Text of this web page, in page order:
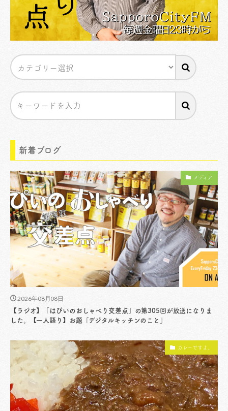
新着ブログ
メディア
2026年08月08日
【ラジオ】「はぴいのおしゃべり交差点」の第305回が放送になりま
した。【一人語り】お題「デジタルキッチンのこと」
カレーですよ。